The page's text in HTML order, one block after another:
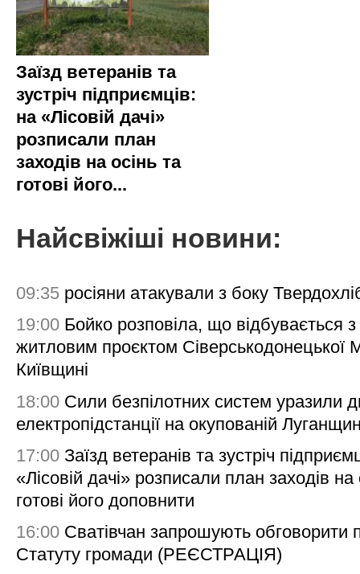
Заїзд ветеранів та
зустріч підприємців:
на «Лісовій дачі»
розписали план
заходів на осінь та
готові його...
Найсвіжіші новини:
09:35 росіяни атакували з боку
19:00 Бойко розповіла, що відбувається з
житловим проєктом Сіверськодонецької
Київщині
18:00 Сили безпілотних систем уразили
електропідстанції на окупованій
17:00 Заїзд ветеранів та зустріч
«Лісовій дачі» розписали план заходів на
готові його доповнити
16:00 Сватівчан запрошують обговорити
Статуту громади (РЕЄСТРАЦІЯ)